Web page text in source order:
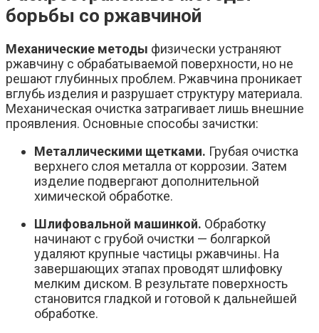
борьбы со ржавчиной
Механические методы физически устраняют
ржавчину с обрабатываемой поверхности, но не
решают глубинных проблем. Ржавчина проникает
вглубь изделия и разрушает структуру материала.
Механическая очистка затрагивает лишь внешние
проявления. Основные способы зачистки:
Металлическими щетками. Грубая очистка
верхнего слоя металла от коррозии. Затем
изделие подвергают дополнительной
химической обработке.
Шлифовальной машинкой. Обработку
начинают с грубой очистки — болгаркой
удаляют крупные частицы ржавчины. На
завершающих этапах проводят шлифовку
мелким диском. В результате поверхность
становится гладкой и готовой к дальнейшей
обработке.